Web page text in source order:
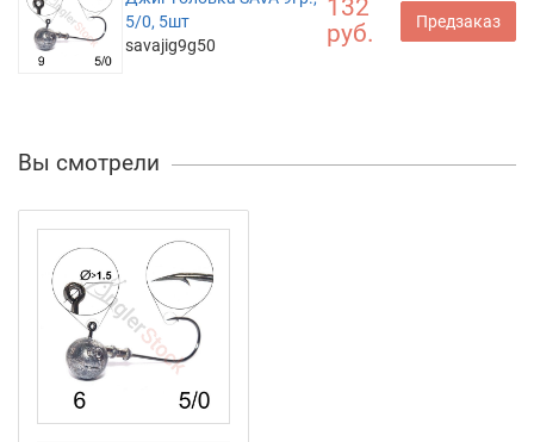
5/0, 5шт
savajig9g50
132
руб.
Предзаказ
Вы смотрели